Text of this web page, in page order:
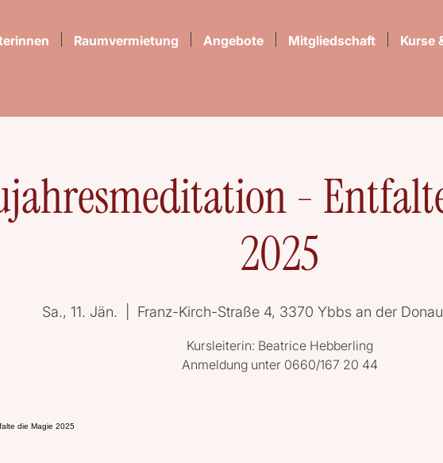
Raumvermietung Angebote Mitgliedschaft Kurse
-
2025
Sa., 11. Jän. Franz-Kirch-Straße 4, 3370 Ybbs an der
Kursleiterin: Beatrice Hebberling
Anmeldung unter 0660/167 20 44